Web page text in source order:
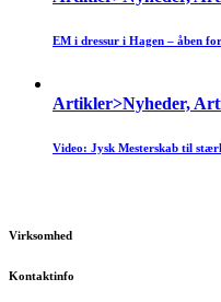
EM i dressur i Hagen – åben
Artikler>Nyheder,
Video: Jysk Mesterskab til
Virksomhed
Kontaktinfo